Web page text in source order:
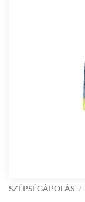
SZÉPSÉGÁPOLÁS /